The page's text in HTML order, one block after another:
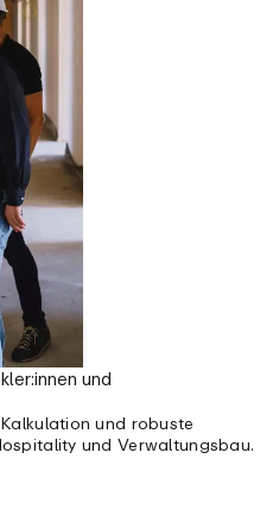
und
und robuste
und Verwaltungsbau.